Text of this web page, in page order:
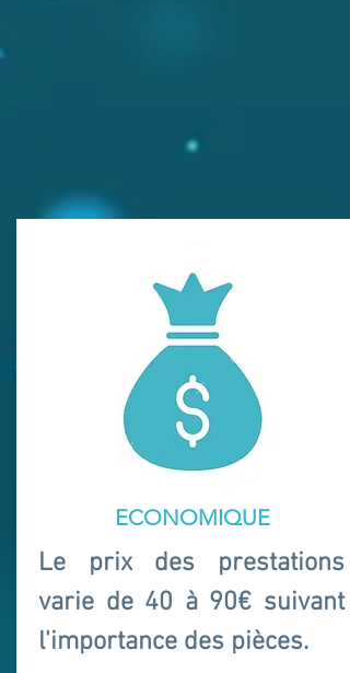
ECONOMIQUE
Le prix des prestations
varie de 40 à 90€ suivant
l'importance des pièces.